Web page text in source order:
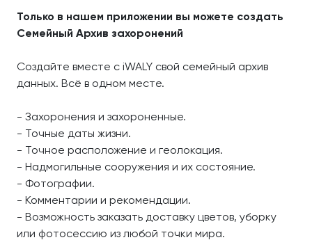
Только в нашем приложении вы можете создать
Семейный Архив захоронений
Создайте вместе с iWALY свой семейный архив
данных. Всё в одном месте.
- Захоронения и захороненные.
- Точные даты жизни.
- Точное расположение и геолокация.
- Надмогильные сооружения и их состояние.
- Фотографии.
- Комментарии и рекомендации.
- Возможность заказать доставку цветов, уборку
или фотосессию из любой точки мира.